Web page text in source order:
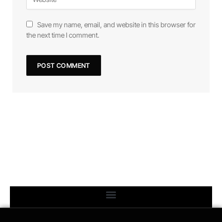
Save my name, email, and website in this browser for
the next time I comment.